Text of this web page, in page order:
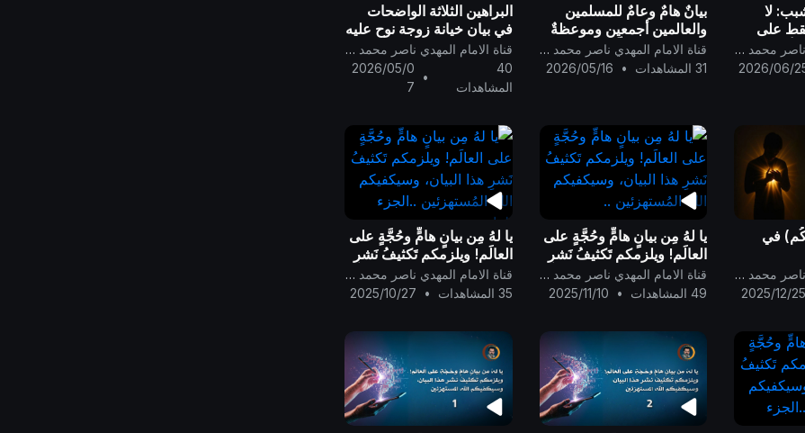
لا
على
ترمز قناة الامام المهدي ناصر محمد اليماني
2026/06/
بيانٌ هامٌ وعامٌ للمسلمين
والعالمين أجمعين وموعظةٌ
فقط للذين يتفكّرون بعقولهم
فيرجحون العقل على النقل ..
قناة الامام المهدي ناصر محمد اليماني
31 المشاهدات
•
2026/05/16
البراهين الثلاثة الواضحات
في بيان خيانة زوجة نوح عليه
السلام ..
قناة الامام المهدي ناصر محمد اليماني
40
المشاهدات
•
2026/05/0
7
في
قناة الامام المهدي ناصر محمد اليماني
2025/12/25
يا لهُ مِن بيانٍ هامٍّ وحُجَّةٍ على
العالَم! ويلزمكم تَكثيفُ نَشرِ
هذا البيان، وسيكفيكم الله
المُستهزئين ..
قناة الامام المهدي ناصر محمد اليماني
49 المشاهدات
•
2025/11/10
يا لهُ مِن بيانٍ هامٍّ وحُجَّةٍ على
العالَم! ويلزمكم تَكثيفُ نَشرِ
هذا البيان، وسيكفيكم الله
المُستهزئين ..الجزء الرابع
قناة الامام المهدي ناصر محمد اليماني
35 المشاهدات
•
2025/10/27